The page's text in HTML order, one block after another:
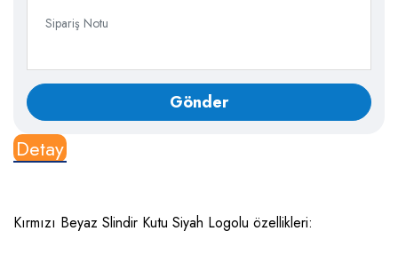
Detay
Kırmızı Beyaz Slindir Kutu Siyah Logolu özellikleri: